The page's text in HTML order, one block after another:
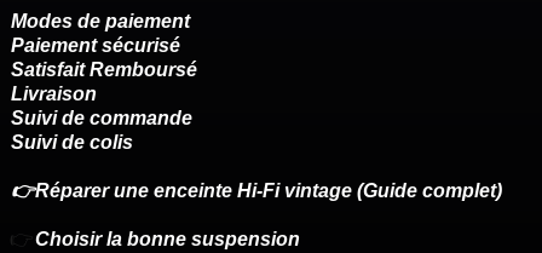
Modes de paiement
Paiement sécurisé
Satisfait Remboursé
Livraison
Suivi de commande
Suivi de colis
👉Réparer une enceinte Hi-Fi vintage (Guide complet)
👉 Choisir la bonne suspension